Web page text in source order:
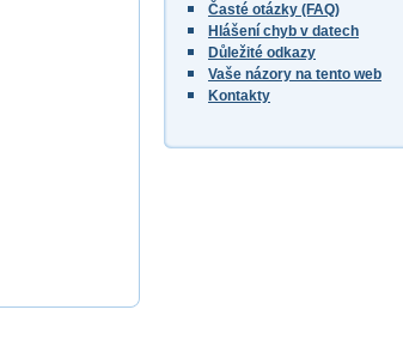
Časté otázky (FAQ)
Hlášení chyb v datech
Důležité odkazy
Vaše názory na tento web
Kontakty